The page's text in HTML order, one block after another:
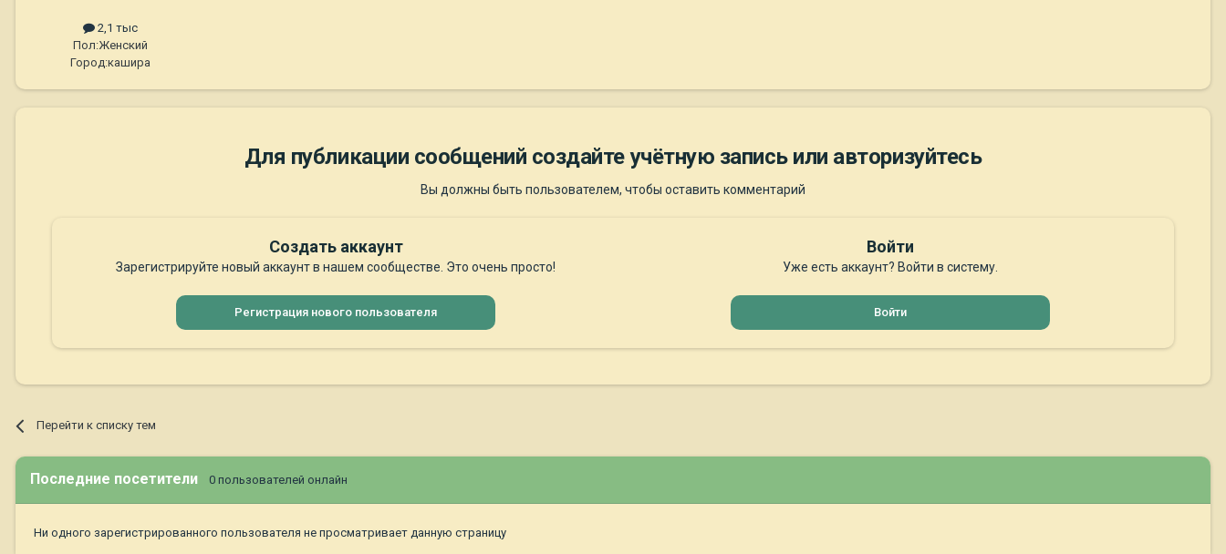
2,1 тыс
Пол:Женский
Город:кашира
Для публикации сообщений создайте учётную запись или авторизуйтесь
Вы должны быть пользователем, чтобы оставить комментарий
Создать аккаунт
Зарегистрируйте новый аккаунт в нашем сообществе. Это очень просто!
Регистрация нового пользователя
Войти
Уже есть аккаунт? Войти в систему.
Войти
Перейти к списку тем
Последние посетители 0 пользователей онлайн
Ни одного зарегистрированного пользователя не просматривает данную страницу